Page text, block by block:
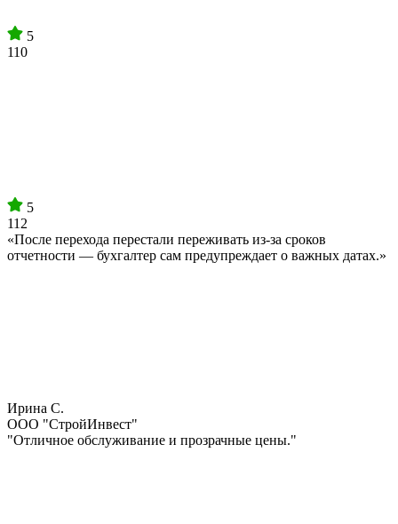
5
110
5
112
«После перехода перестали переживать из-за сроков
отчетности — бухгалтер сам предупреждает о важных датах.»
Ирина С.
ООО "СтройИнвест"
"Отличное обслуживание и прозрачные цены."